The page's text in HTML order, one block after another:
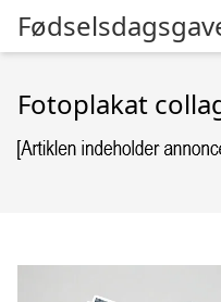
Fotoplakat